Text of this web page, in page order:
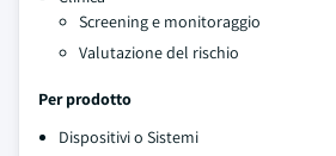
Screening e monitoraggio
Valutazione del rischio
Per prodotto
Dispositivi o Sistemi